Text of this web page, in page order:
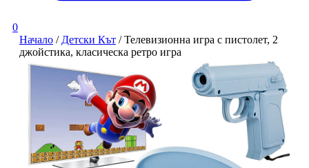
0
Начало / Детски Кът / Телевизионна игра с пистолет, 2
джойстика, класическа ретро игра